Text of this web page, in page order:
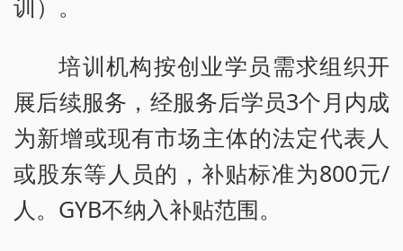
训）。
培训机构按创业学员需求组织开
展后续服务，经服务后学员3个月内成
为新增或现有市场主体的法定代表人
或股东等人员的，补贴标准为800元/
人。GYB不纳入补贴范围。